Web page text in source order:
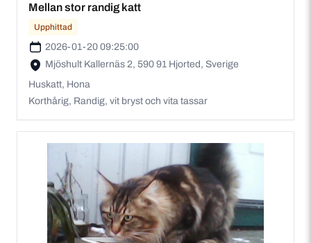
Mellan stor randig katt
Upphittad
2026-01-20 09:25:00
Mjöshult Kallernäs 2, 590 91 Hjorted, Sverige
Huskatt, Hona
Korthårig, Randig, vit bryst och vita tassar